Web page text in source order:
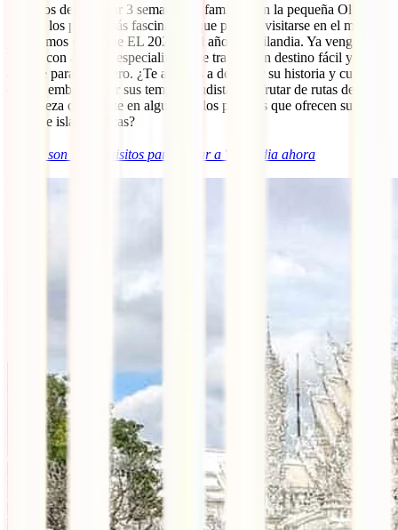
Venimos de disfrutar 3 semanas en familia, con la pequeña Oli, de
uno de los países más fascinantes que pueden visitarse en el mundo
y podemos decir que EL 2023 es el año de Tailandia. Ya vengas por
libre o con agencia especializada, se trata de un destino fácil y
amable para el viajero. ¿Te apuntas a descifrar su historia y cultura,
dejarte embrujar por sus templos budistas, disfrutar de rutas de
naturaleza o perderte en alguno de los paraísos que ofrecen sus
playas e islas exóticas?
Estos son los requisitos para viajar a Tailandia ahora